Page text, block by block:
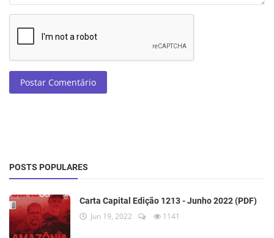
Postar Comentário
POSTS POPULARES
Carta Capital Edição 1213 - Junho 2022 (PDF)
Jun 19, 2022 1141